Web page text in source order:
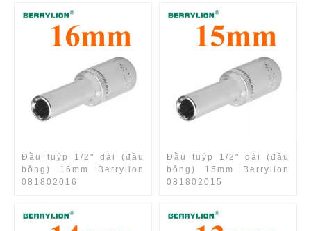
Đầu tuýp 1/2" dài (đầu
bông) 16mm Berrylion
081802016
Đầu tuýp 1/2" dài (đầu
bông) 15mm Berrylion
081802015